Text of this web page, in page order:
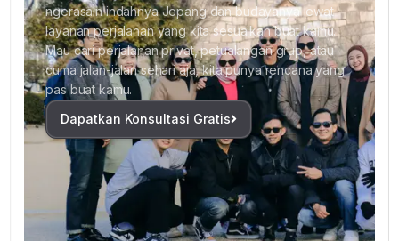
ngerasain indahnya Jepang dan budayanya lewat
layanan perjalanan yang kita sesuaikan buat kamu.
Mau cari perjalanan privat, petualangan grup, atau
cuma jalan-jalan sehari aja, kita punya rencana yang
pas buat kamu.
Dapatkan Konsultasi Gratis